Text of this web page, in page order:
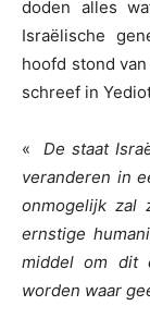
doden alles
Israëlische
hoofd stond
schreef in
«
De staat
veranderen in
onmogelijk zal
ernstige
middel om dit
worden waar